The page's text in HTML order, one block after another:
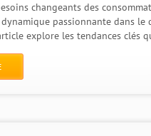
changeants des
passionnante dans le
explore les tendances clés